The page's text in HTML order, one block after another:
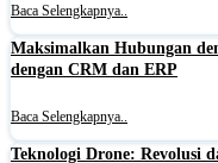
Baca Selengkapnya..
Maksimalkan Hubungan
dengan CRM dan ERP
Baca Selengkapnya..
Teknologi Drone: Revolusi